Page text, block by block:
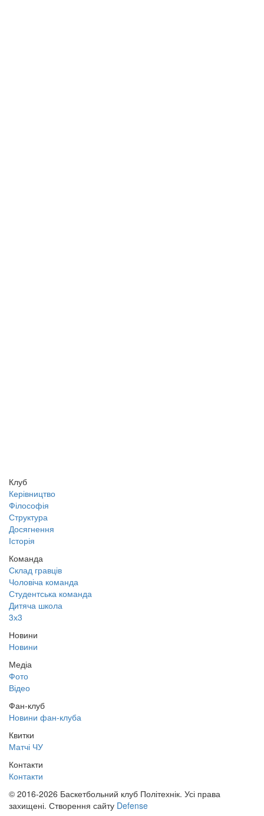
Клуб
Керівництво
Філософія
Структура
Досягнення
Історія
Команда
Склад гравців
Чоловіча команда
Студентська команда
Дитяча школа
3х3
Новини
Новини
Медіа
Фото
Відео
Фан-клуб
Новини фан-клуба
Квитки
Матчі ЧУ
Контакти
Контакти
© 2016-2026 Баскетбольний клуб Політехнік. Усі права
захищені. Створення сайту Defense